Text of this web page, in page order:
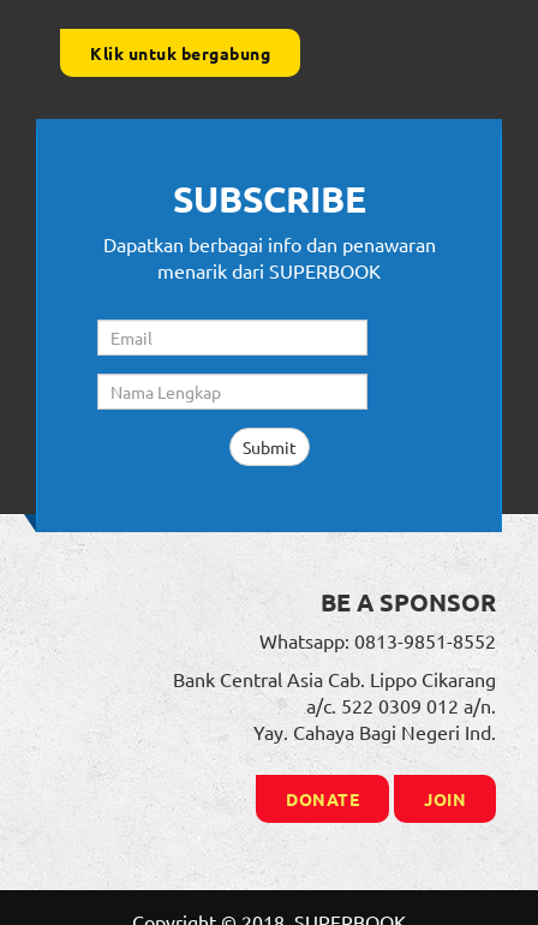
Klik untuk bergabung
SUBSCRIBE
Dapatkan berbagai info dan penawaran
menarik dari SUPERBOOK
BE A SPONSOR
Whatsapp: 0813-9851-8552
Bank Central Asia Cab. Lippo Cikarang
a/c. 522 0309 012 a/n.
Yay. Cahaya Bagi Negeri Ind.
DONATE JOIN